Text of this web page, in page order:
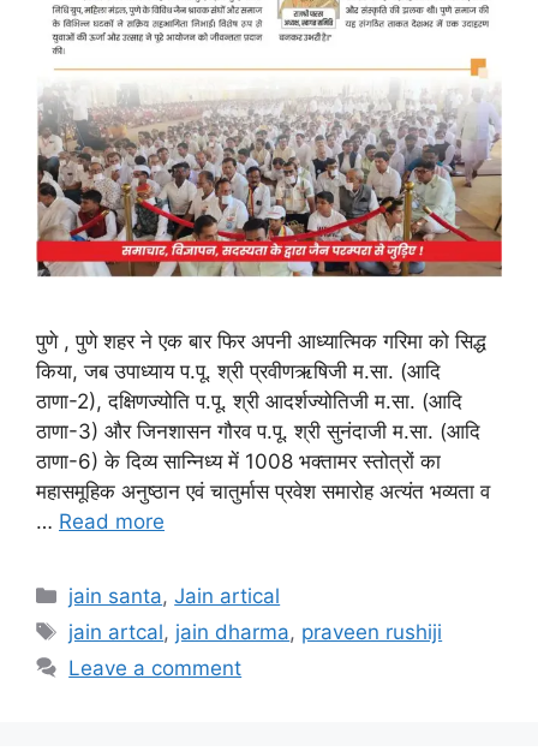
पुणे , पुणे शहर ने एक बार फिर अपनी आध्यात्मिक गरिमा को सिद्ध
किया, जब उपाध्याय प.पू. श्री प्रवीणऋषिजी म.सा. (आदि
ठाणा-2), दक्षिणज्योति प.पू. श्री आदर्शज्योतिजी म.सा. (आदि
ठाणा-3) और जिनशासन गौरव प.पू. श्री सुनंदाजी म.सा. (आदि
ठाणा-6) के दिव्य सान्निध्य में 1008 भक्तामर स्तोत्रों का
महासमूहिक अनुष्ठान एवं चातुर्मास प्रवेश समारोह अत्यंत भव्यता व
… Read more
Categories
jain santa,Jain artical
Tags
jain artcal, jain dharma, praveen rushiji
Leave a comment